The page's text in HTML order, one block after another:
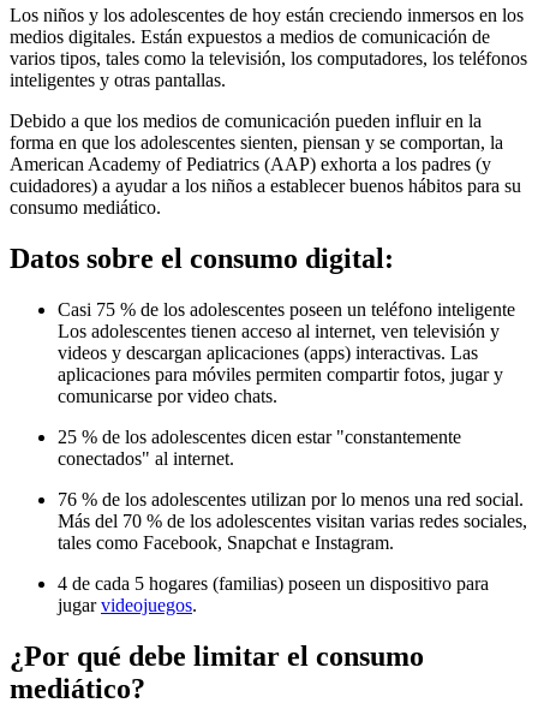
Los niños y los adolescentes de hoy están creciendo inmersos en los
medios digitales. Están expuestos a medios de comunicación de
varios tipos, tales como la televisión, los computadores, los teléfonos
inteligentes y otras pantallas.
Debido a que los medios de comunicación pueden influir en la
forma en que los adolescentes sienten, piensan y se comportan, la
American Academy of Pediatrics (AAP) exhorta a los padres (y
cuidadores) a ayudar a los niños a establecer buenos hábitos para su
consumo mediático.
Datos sobre el consumo digital:
Casi 75 % de los adolescentes poseen un teléfono inteligente
Los adolescentes tienen acceso al internet, ven televisión y
videos y descargan aplicaciones (apps) interactivas. Las
aplicaciones para móviles permiten compartir fotos, jugar y
comunicarse por video chats.
25 % de los adolescentes dicen estar "constantemente
conectados" al internet.
76 % de los adolescentes utilizan por lo menos una red social.
Más del 70 % de los adolescentes visitan varias redes sociales,
tales como Facebook, Snapchat e Instagram.
4 de cada 5 hogares (familias) poseen un dispositivo para
jugarvideojuegos.
¿Por qué debe limitar el consumo
mediático?